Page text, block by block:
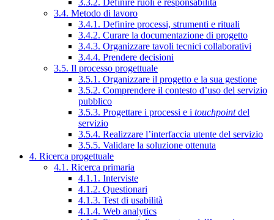
3.3.2. Definire ruoli e responsabilità
3.4. Metodo di lavoro
3.4.1. Definire processi, strumenti e rituali
3.4.2. Curare la documentazione di progetto
3.4.3. Organizzare tavoli tecnici collaborativi
3.4.4. Prendere decisioni
3.5. Il processo progettuale
3.5.1. Organizzare il progetto e la sua gestione
3.5.2. Comprendere il contesto d’uso del servizio
pubblico
3.5.3. Progettare i processi e i touchpointdel
servizio
3.5.4. Realizzare l’interfaccia utente del servizio
3.5.5. Validare la soluzione ottenuta
4. Ricerca progettuale
4.1. Ricerca primaria
4.1.1. Interviste
4.1.2. Questionari
4.1.3. Test di usabilità
4.1.4. Web analytics